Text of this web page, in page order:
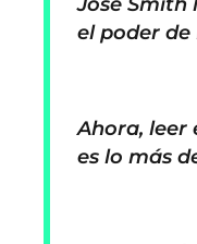
el poder de
Ahora, leer
es lo más